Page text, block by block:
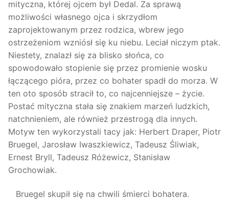
mityczna, której ojcem był Dedal. Za sprawą
możliwości własnego ojca i skrzydłom
zaprojektowanym przez rodzica, wbrew jego
ostrzeżeniom wzniósł się ku niebu. Leciał niczym ptak.
Niestety, znalazł się za blisko słońca, co
spowodowało stopienie się przez promienie wosku
łączącego pióra, przez co bohater spadł do morza. W
ten oto sposób stracił to, co najcenniejsze – życie.
Postać mityczna stała się znakiem marzeń ludzkich,
natchnieniem, ale również przestrogą dla innych.
Motyw ten wykorzystali tacy jak: Herbert Draper, Piotr
Bruegel, Jarosław Iwaszkiewicz, Tadeusz Śliwiak,
Ernest Bryll, Tadeusz Różewicz, Stanisław
Grochowiak.
Bruegel skupił się na chwili śmierci bohatera.